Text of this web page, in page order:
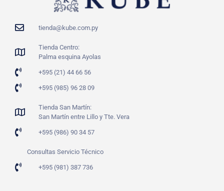
tienda@kube.com.py
Tienda Centro:
Palma esquina Ayolas
+595 (21) 44 66 56
+595 (985) 96 28 09
Tienda San Martín:
San Martín entre Lillo y Tte. Vera
+595 (986) 90 34 57
Consultas Servicio Técnico
+595 (981) 387 736